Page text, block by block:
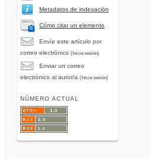
Metadatos de indexación
Cómo citar un elemento
Envíe este artículo por
correo electrónico (Inicie sesión)
Enviar un correo
electrónico al autor/a (Inicie sesión)
NÚMERO ACTUAL